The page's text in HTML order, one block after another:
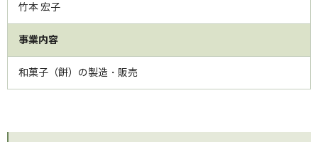
竹本 宏子
事業内容
和菓子（餅）の製造・販売